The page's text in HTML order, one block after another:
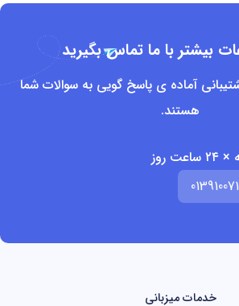
بیشتر با ما تماس بگیرید
آماده ی پاسخ گویی به سوالات شما
هستند.
خدمات میزبانی